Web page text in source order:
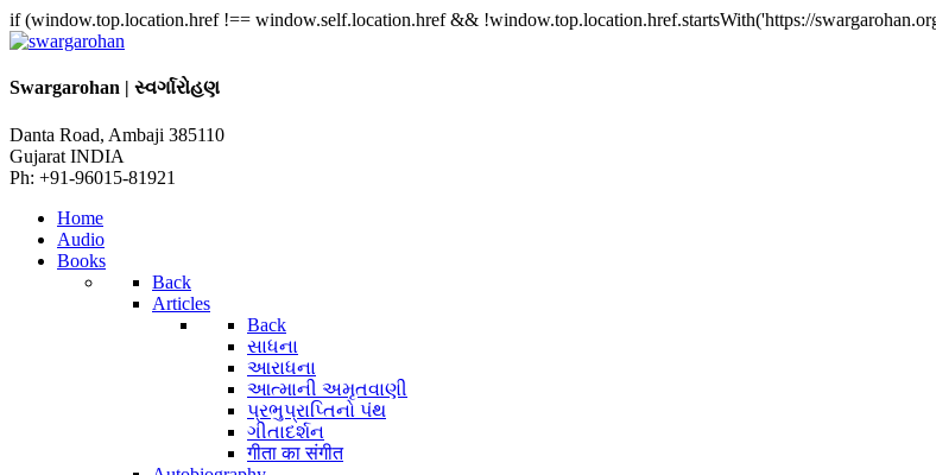
if (window.top.location.href !== window.self.location.href && !window.top.location.href.startsWith('https://
Swargarohan | સ્વર્ગારોહણ
Danta Road, Ambaji 385110
Gujarat INDIA
Ph: +91-96015-81921
Home
Audio
Books
Back
Articles
Back
સાધના
આરાધના
આત્માની અમૃતવાણી
પ્રભુપ્રાપ્તિનો પંથ
ગીતાદર્શન
गीता का संगीत